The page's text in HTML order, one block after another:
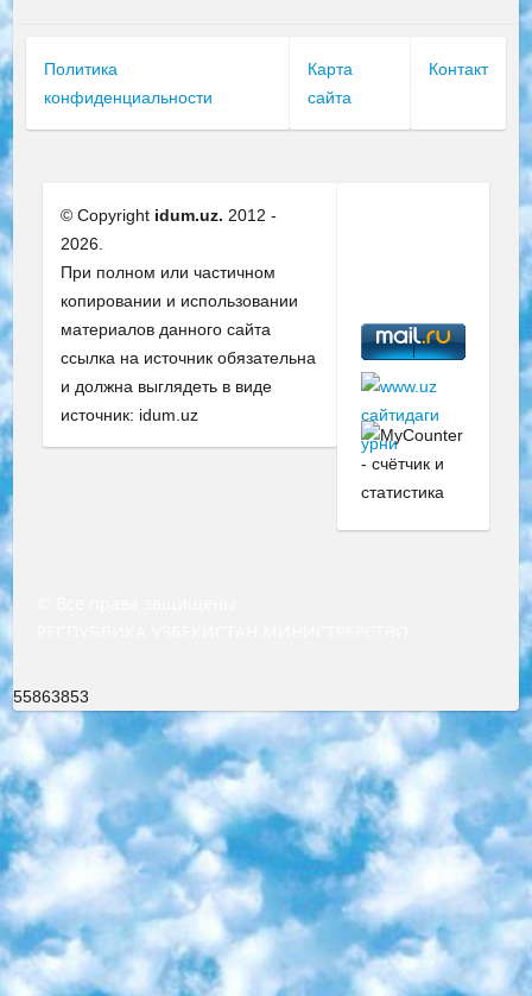
Политика
конфиденциальности
Карта
сайта
Контакт
© Copyright idum.uz. 2012 -
2026.
При полном или частичном
копировании и использовании
материалов данного сайта
ссылка на источник обязательна
и должна выглядеть в виде
источник: idum.uz
55863853